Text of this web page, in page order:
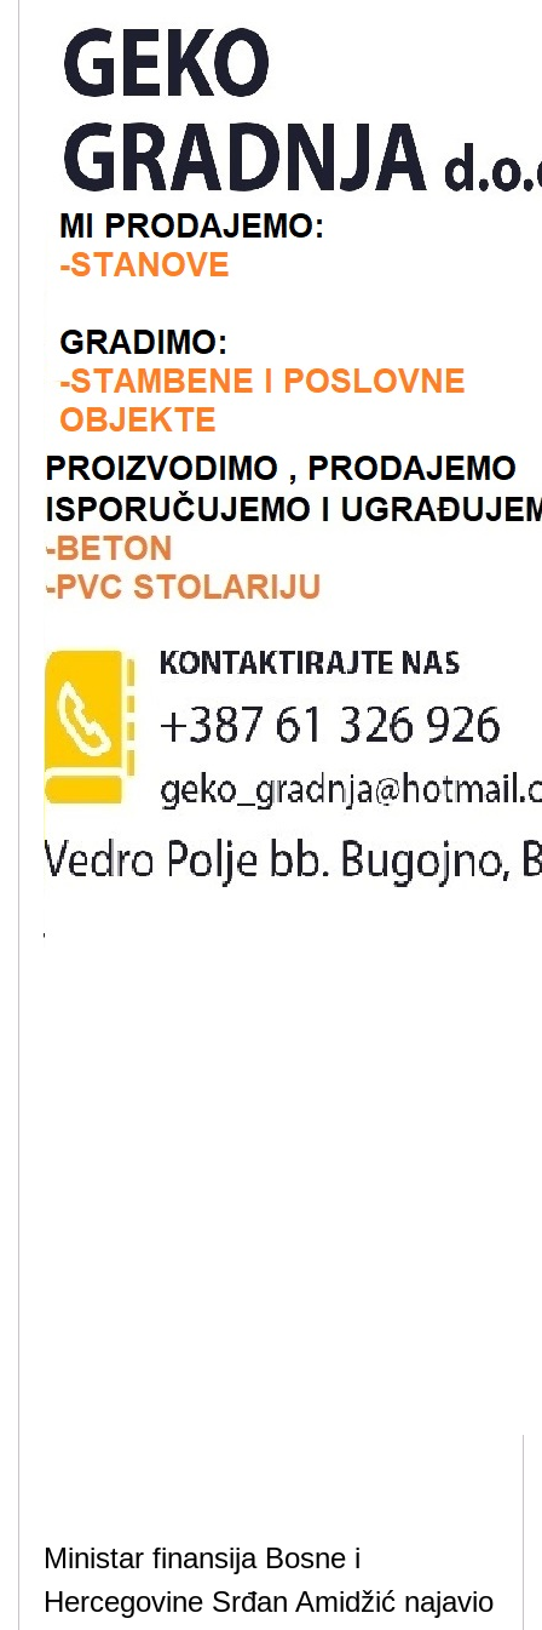
Ministar finansija Bosne i
Hercegovine Srđan Amidžić najavio